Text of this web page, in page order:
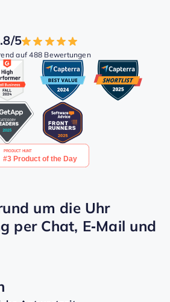
5
auf 488 Bewertungen
um die Uhr
per Chat, E‑Mail und